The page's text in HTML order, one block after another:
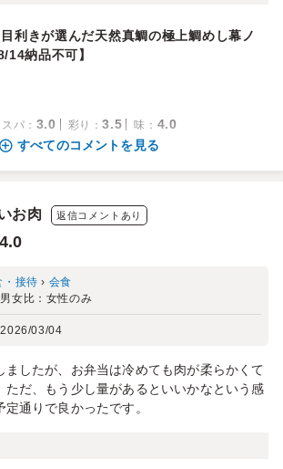
利きが選んだ天然真鯛の極上鯛めし幕ノ
14納品不可】
スパ ： 3.0 彩り ：3.5 味 ： 4.0
すべてのコメントを見る
お肉 返信コメントあり
4.0
・接待 › 会食
男女比： 女性のみ
2026/03/04
ましたが、お弁当は冷めても肉が柔らかくて
ただ、もう少し量があるといいかなという感
通りで良かったです。